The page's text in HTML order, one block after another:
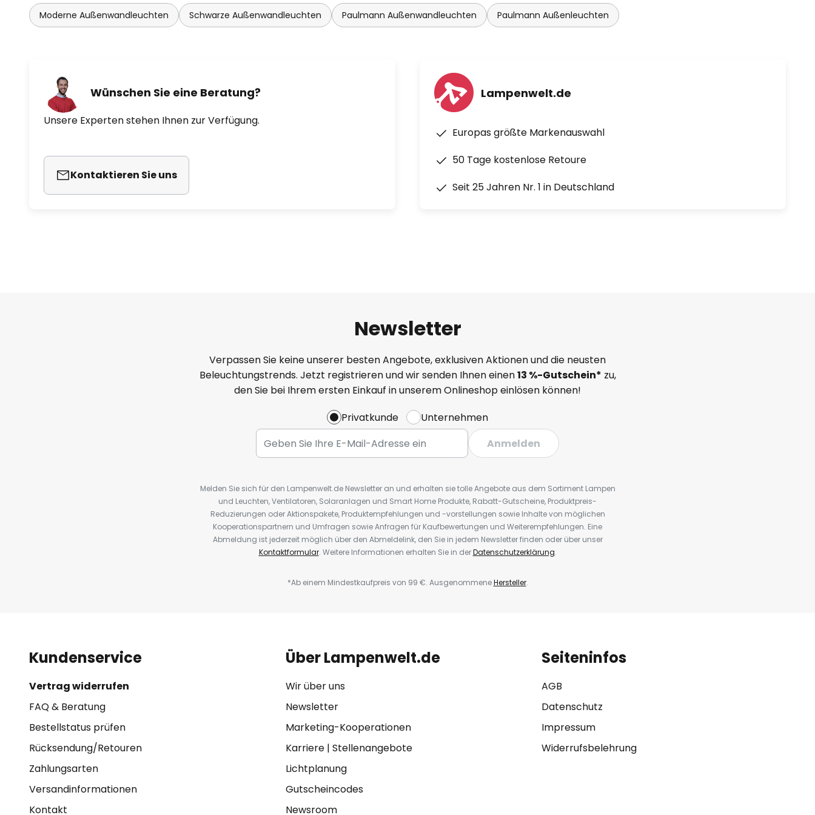
Moderne Außenwandleuchten Schwarze Außenwandleuchten Paulmann Außenwandleuchten Paulmann Außenleuchten
Wünschen Sie eine Beratung?
Unsere Experten stehen Ihnen zur Verfügung.
Kontaktieren Sie uns
Lampenwelt.de
Europas größte Markenauswahl
50 Tage kostenlose Retoure
Seit 25 Jahren Nr. 1 in Deutschland
Newsletter
Verpassen Sie keine unserer besten Angebote, exklusiven Aktionen und die neusten
Beleuchtungstrends. Jetzt registrieren und wir senden Ihnen einen13 %-Gutschein* zu,
den Sie bei Ihrem ersten Einkauf in unserem Onlineshop einlösen können!
Privatkunde
Unternehmen
Anmelden
Melden Sie sich für den Lampenwelt.de Newsletter an und erhalten sie tolle Angebote aus dem Sortiment Lampen
und Leuchten, Ventilatoren, Solaranlagen und Smart Home Produkte, Rabatt-Gutscheine, Produktpreis-
Reduzierungen oder Aktionspakete, Produktempfehlungen und -vorstellungen sowie Inhalte von möglichen
Kooperationspartnern und Umfragen sowie Anfragen für Kaufbewertungen und Weiterempfehlungen. Eine
Abmeldung ist jederzeit möglich über den Abmeldelink, den Sie in jedem Newsletter finden oder über unser
Kontaktformular. Weitere Informationen erhalten Sie in derDatenschutzerklärung.
*Ab einem Mindestkaufpreis von 99 €. AusgenommeneHersteller.
Kundenservice
Vertrag widerrufen
FAQ & Beratung
Bestellstatus prüfen
Rücksendung/Retouren
Zahlungsarten
Versandinformationen
Kontakt
Über Lampenwelt.de
Wir über uns
Newsletter
Marketing-Kooperationen
Karriere| Stellenangebote
Lichtplanung
Gutscheincodes
Newsroom
Seiteninfos
AGB
Datenschutz
Impressum
Widerrufsbelehrung